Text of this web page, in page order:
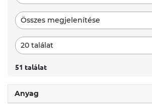
Összes megjelenítése
20 találat
51 találat
Anyag